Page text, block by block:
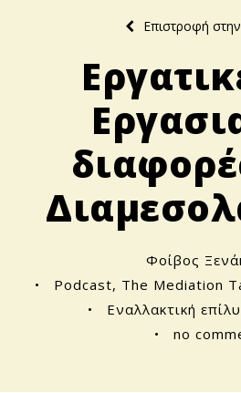
Επιστροφή
Φοίβος
•
Podcast, The Mediation
•
Εναλλακτική
•
no